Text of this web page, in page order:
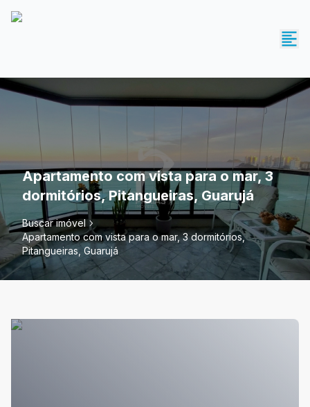
Apartamento com vista para o mar, 3
dormitórios, Pitangueiras, Guarujá
Buscar imóvel
Apartamento com vista para o mar, 3 dormitórios,
Pitangueiras, Guarujá